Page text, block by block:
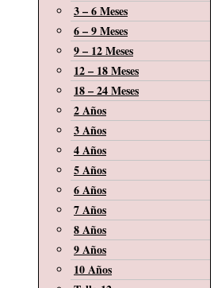
3 – 6 Meses
6 – 9 Meses
9 – 12 Meses
12 – 18 Meses
18 – 24 Meses
2 Años
3 Años
4 Años
5 Años
6 Años
7 Años
8 Años
9 Años
10 Años